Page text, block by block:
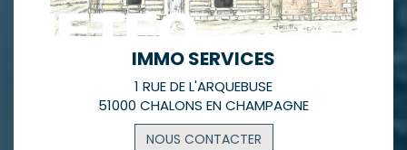
IMMO SERVICES
1 RUE DE L'ARQUEBUSE
51000 CHALONS EN CHAMPAGNE
NOUS CONTACTER